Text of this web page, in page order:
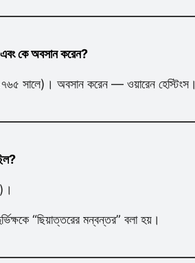
কে অবসান করেন?
সালে)। অবসান করেন — ওয়ারেন হেস্টিংস।
“ছিয়াত্তরের মন্বন্তর” বলা হয়।